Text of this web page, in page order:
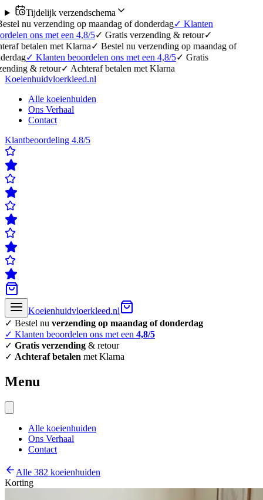
Tijdelijk verzendschema
op maandag of donderdag✓Klanten
met een 4,8/5✓Gratis verzending & retour✓
met Klarna✓Bestel nu verzending op maandag of
Klanten beoordelen ons met een 4,8/5✓Gratis
retour✓Achteraf betalen met Klarna
Koeienhuidvloerkleed.nl
Alle koeienhuiden
Ons Verhaal
Contact
Klantbeoordeling 4.8/5
Koeienhuidvloerkleed.nl
✓ Bestel nu verzending op maandag of donderdag
✓ Klanten beoordelen ons met een 4,8/5
✓ Gratis verzending & retour
✓ Achteraf betalen met Klarna
Menu
Alle koeienhuiden
Ons Verhaal
Contact
Alle 382 koeienhuiden
Korting